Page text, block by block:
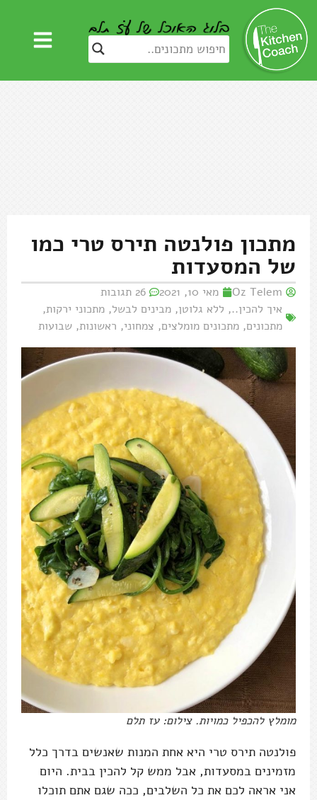
מתכון פולנטה תירס טרי כמו
של המסעדות
Oz Telem מאי 10, 2021
26 תגובות
איך להכין.., ללא גלוטן, מבינים לבשל, מתכוני ירקות,
מתכונים, מתכונים מומלצים, צמחוני, ראשונות, שבועות
מומלץ להכפיל כמויות. צילום: עז תלם
פולנטה תירס טרי היא אחת המנות שאנשים בדרך כלל
מזמינים במסעדות, אבל ממש קל להכין בבית. היום
אני אראה לכם את כל השלבים, ככה שגם אתם תוכלו